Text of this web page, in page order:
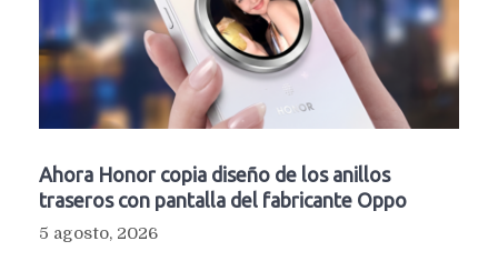
Ahora Honor copia diseño de los anillos
traseros con pantalla del fabricante Oppo
5 agosto, 2026